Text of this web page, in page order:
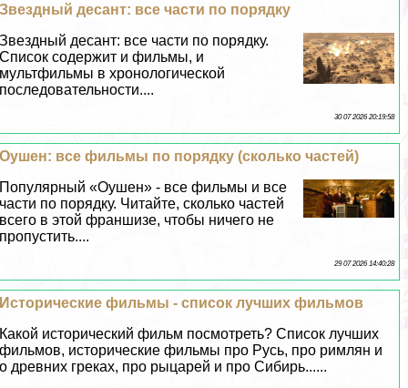
Звездный десант: все части по порядку
Звездный десант: все части по порядку.
Список содержит и фильмы, и
мультфильмы в хронологической
последовательности....
30 07 2026 20:19:58
Оушен: все фильмы по порядку (сколько частей)
Популярный «Оушен» - все фильмы и все
части по порядку. Читайте, сколько частей
всего в этой франшизе, чтобы ничего не
пропустить....
29 07 2026 14:40:28
Исторические фильмы - список лучших фильмов
Какой исторический фильм посмотреть? Список лучших
фильмов, исторические фильмы про Русь, про римлян и
о древних греках, про рыцарей и про Сибирь......